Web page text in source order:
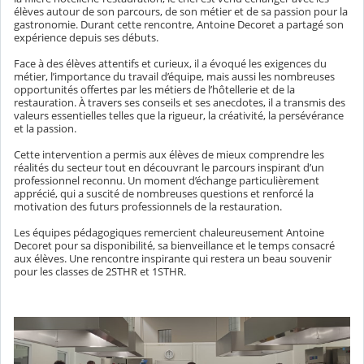
élèves autour de son parcours, de son métier et de sa passion pour la
gastronomie. Durant cette rencontre, Antoine Decoret a partagé son
expérience depuis ses débuts.
Face à des élèves attentifs et curieux, il a évoqué les exigences du
métier, l’importance du travail d’équipe, mais aussi les nombreuses
opportunités offertes par les métiers de l’hôtellerie et de la
restauration. À travers ses conseils et ses anecdotes, il a transmis des
valeurs essentielles telles que la rigueur, la créativité, la persévérance
et la passion.
Cette intervention a permis aux élèves de mieux comprendre les
réalités du secteur tout en découvrant le parcours inspirant d’un
professionnel reconnu. Un moment d’échange particulièrement
apprécié, qui a suscité de nombreuses questions et renforcé la
motivation des futurs professionnels de la restauration.
Les équipes pédagogiques remercient chaleureusement Antoine
Decoret pour sa disponibilité, sa bienveillance et le temps consacré
aux élèves. Une rencontre inspirante qui restera un beau souvenir
pour les classes de 2STHR et 1STHR.